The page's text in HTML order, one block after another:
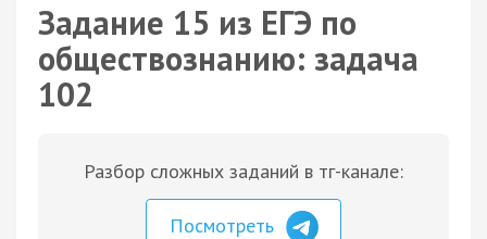
Задание 15 из ЕГЭ по
обществознанию: задача
102
Разбор сложных заданий в тг-канале:
Посмотреть